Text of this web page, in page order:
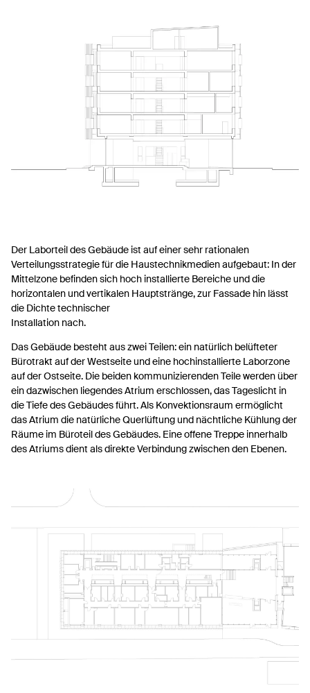
Der Laborteil des Gebäude ist auf einer sehr rationalen
Verteilungsstrategie für die Haustechnikmedien aufgebaut: In der
Mittelzone befinden sich hoch installierte Bereiche und die
horizontalen und vertikalen Hauptstränge, zur Fassade hin lässt
die Dichte technischer
Installation nach.
Das Gebäude besteht aus zwei Teilen: ein natürlich belüfteter
Bürotrakt auf der Westseite und eine hochinstallierte Laborzone
auf der Ostseite. Die beiden kommunizierenden Teile werden über
ein dazwischen liegendes Atrium erschlossen, das Tageslicht in
die Tiefe des Gebäudes führt. Als Konvektionsraum ermöglicht
das Atrium die natürliche Querlüftung und nächtliche Kühlung der
Räume im Büroteil des Gebäudes. Eine offene Treppe innerhalb
des Atriums dient als direkte Verbindung zwischen den Ebenen.